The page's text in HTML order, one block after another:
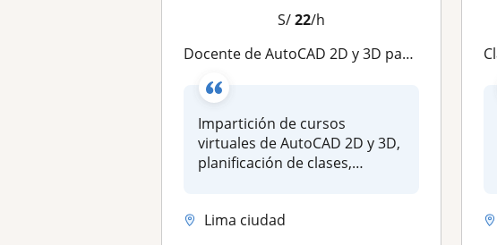
S/22/h
Docente de AutoCAD 2D y 3D para Ingeniería y Arquitectura
Impartición de cursos
virtuales de AutoCAD 2D y 3D,
planificación de clases,
Lima ciudad